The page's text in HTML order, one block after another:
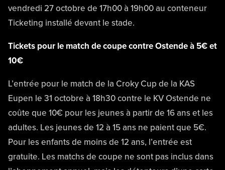
vendredi 27 octobre de 17h00 à 19h00 au conteneur
Ticketing installé devant le stade.
Tickets pour le match de coupe contre Ostende à 5€ et
10€
L’entrée pour le match de la Croky Cup de la KAS
Eupen le 31 octobre à 18h30 contre le KV Ostende ne
coûte que 10€ pour les jeunes à partir de 16 ans et les
adultes. Les jeunes de 12 à 15 ans ne paient que 5€.
Pour les enfants de moins de 12 ans, l’entrée est
gratuite. Les matchs de coupe ne sont pas inclus dans